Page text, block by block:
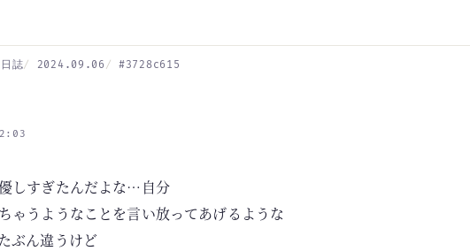
日誌 2024.09.06 #3728c615
しすぎたんだよな…自分
ゃうようなことを言い放ってあげるような
ぶん違うけど